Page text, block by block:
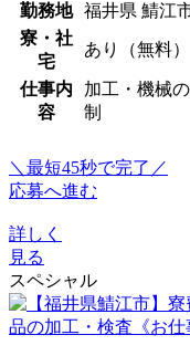
勤務地
福井県 鯖江
寮・社
宅
あり（無料）
仕事内
容
加工・機械
制
＼最短45秒で完了／
応募へ進む
詳しく
見る
スペシャル